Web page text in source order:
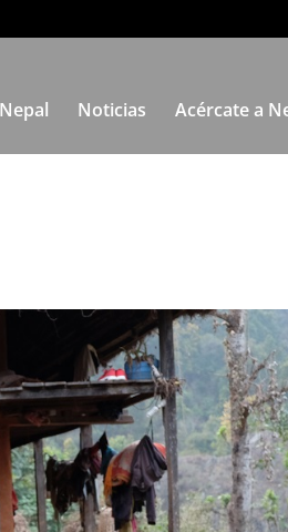
Noticias Acércate a